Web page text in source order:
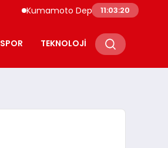
Kumamoto Depreminde Sağlık
11:03:21
SPOR TEKNOLOJI